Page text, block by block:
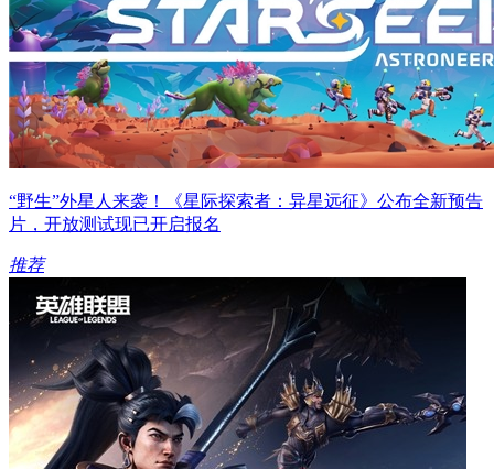
“野生”外星人来袭！《星际探索者：异星远征》公布全新预告
片，开放测试现已开启报名
推荐